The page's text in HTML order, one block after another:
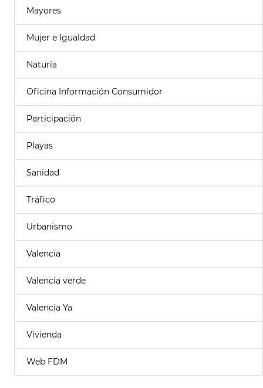
Mayores
Mujer e Igualdad
Naturia
Oficina Información Consumidor
Participación
Playas
Sanidad
Tráfico
Urbanismo
Valencia
Valencia verde
Valencia Ya
Vivienda
Web FDM